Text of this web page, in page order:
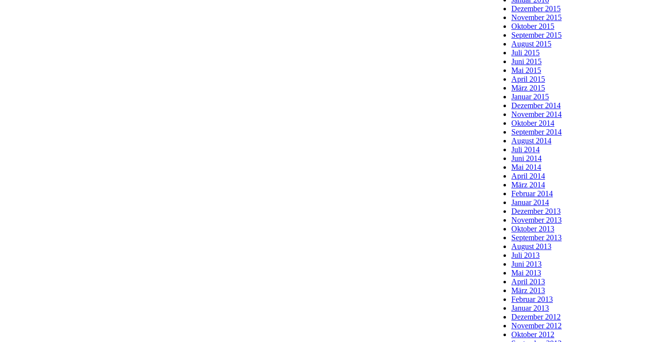
Dezember 2015
November 2015
Oktober 2015
September 2015
August 2015
Juli 2015
Juni 2015
Mai 2015
April 2015
März 2015
Januar 2015
Dezember 2014
November 2014
Oktober 2014
September 2014
August 2014
Juli 2014
Juni 2014
Mai 2014
April 2014
März 2014
Februar 2014
Januar 2014
Dezember 2013
November 2013
Oktober 2013
September 2013
August 2013
Juli 2013
Juni 2013
Mai 2013
April 2013
März 2013
Februar 2013
Januar 2013
Dezember 2012
November 2012
Oktober 2012